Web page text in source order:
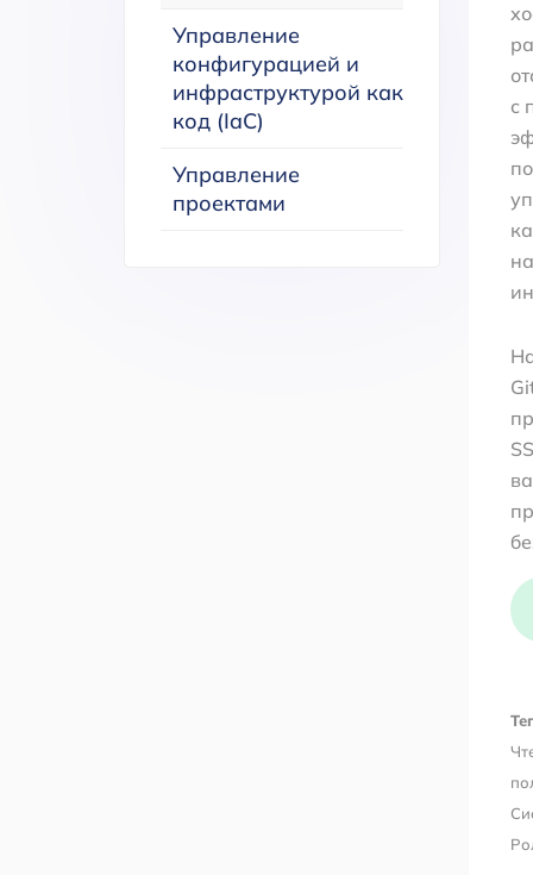
Управление
конфигурацией и
инфраструктурой как
код (IaC)
Управление
проектами
с